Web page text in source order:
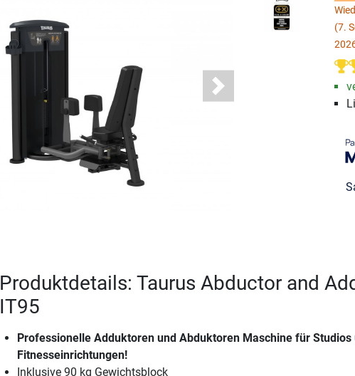
Next
(7.
Produktdetails: Taurus Abductor and
IT95
Professionelle Adduktoren und Abduktoren Maschine für Studios
Fitnesseinrichtungen!
Inklusive 90 kg Gewichtsblock